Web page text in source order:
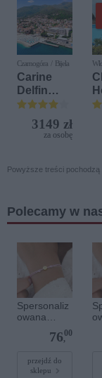
Czarnogóra / Bijela
Carine
Delfin
Bijela (ex.
Iberostar
Bijela
3149 zł
za osobę
Powyższe treści pochodzą
Polecamy w
Spersonaliz
owana
bransoletka
sznurkowa -
Złote kółko
76,
00
przejdź do
sklepu